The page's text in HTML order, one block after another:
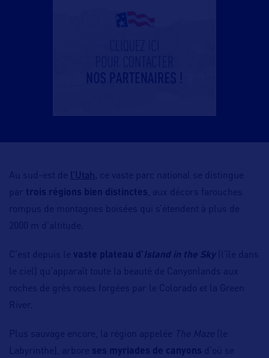
Au sud-est de l’Utah, ce vaste parc national se distingue
par trois régions bien distinctes , aux décors farouches
rompus de montagnes boisées qui s’étendent à plus de
2000 m d’altitude.
C’est depuis le vaste plateau d’ Island in the Sky(l’île dans
le ciel) qu’apparaît toute la beauté de Canyonlands aux
roches de grès roses forgées par le Colorado et la Green
River.
Plus sauvage encore, la région appelée The Maze
(le
Labyrinthe), arbore ses myriades de canyons d’où se